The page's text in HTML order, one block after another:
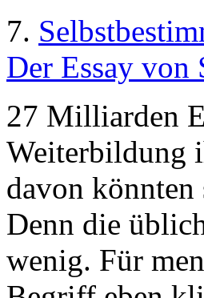
7.
Der Essay von
27 Milliarden
Weiterbildung
davon könnten
Denn die
wenig. Für